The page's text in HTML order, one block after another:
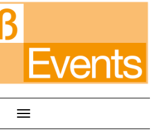
Toggle Navigation